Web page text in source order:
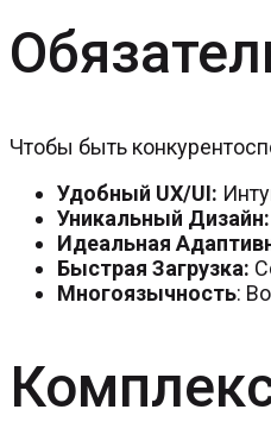
Чтобы быть
Удобный UX/UI:
Уникальный Дизайн:
Идеальная
Быстрая Загрузка:
Многоязычность: